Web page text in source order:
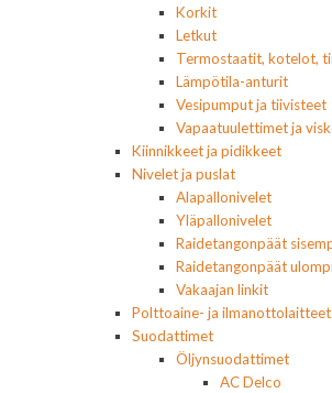
Korkit
Letkut
Termostaatit, kotelot,
Lämpötila-anturit
Vesipumput ja tiivisteet
Vapaatuulettimet ja
Kiinnikkeet ja pidikkeet
Nivelet ja puslat
Alapallonivelet
Yläpallonivelet
Raidetangonpäät
Raidetangonpäät
Vakaajan linkit
Polttoaine- ja ilmanottolaitteet
Suodattimet
Öljynsuodattimet
AC Delco